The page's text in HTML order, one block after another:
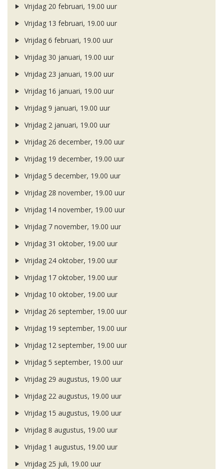
Vrijdag 20 februari, 19.00 uur
Vrijdag 13 februari, 19.00 uur
Vrijdag 6 februari, 19.00 uur
Vrijdag 30 januari, 19.00 uur
Vrijdag 23 januari, 19.00 uur
Vrijdag 16 januari, 19.00 uur
Vrijdag 9 januari, 19.00 uur
Vrijdag 2 januari, 19.00 uur
Vrijdag 26 december, 19.00 uur
Vrijdag 19 december, 19.00 uur
Vrijdag 5 december, 19.00 uur
Vrijdag 28 november, 19.00 uur
Vrijdag 14 november, 19.00 uur
Vrijdag 7 november, 19.00 uur
Vrijdag 31 oktober, 19.00 uur
Vrijdag 24 oktober, 19.00 uur
Vrijdag 17 oktober, 19.00 uur
Vrijdag 10 oktober, 19.00 uur
Vrijdag 26 september, 19.00 uur
Vrijdag 19 september, 19.00 uur
Vrijdag 12 september, 19.00 uur
Vrijdag 5 september, 19.00 uur
Vrijdag 29 augustus, 19.00 uur
Vrijdag 22 augustus, 19.00 uur
Vrijdag 15 augustus, 19.00 uur
Vrijdag 8 augustus, 19.00 uur
Vrijdag 1 augustus, 19.00 uur
Vrijdag 25 juli, 19.00 uur